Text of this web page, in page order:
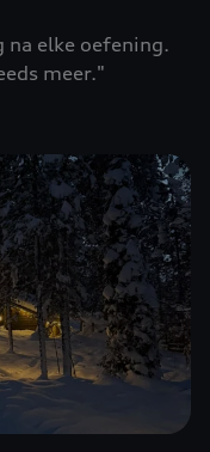
na elke oefening.
meer."